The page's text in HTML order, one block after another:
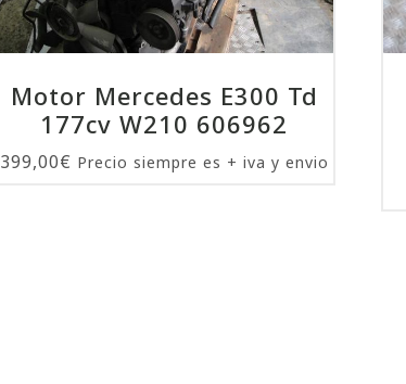
Motor Mercedes E300 Td
177cv W210 606962
399,00€ Precio siempre es + iva y envio